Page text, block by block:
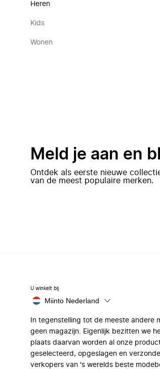
Heren
Kids
Wonen
Meld je aan en
Ontdek als eerste nieuwe
van de meest populaire merken.
U winkelt bij
Miinto Nederland
In tegenstelling tot de meeste andere
geen magazijn. Eigenlijk bezitten we
plaats daarvan worden al onze
geselecteerd, opgeslagen en
verkopers van 's werelds beste